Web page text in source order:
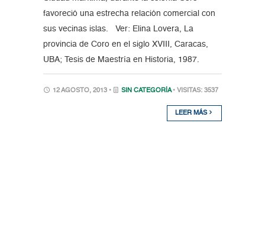
favoreció una estrecha relación comercial con
sus vecinas islas. Ver: Elina Lovera, La
provincia de Coro en el siglo XVIII, Caracas,
UBA; Tesis de Maestría en Historia, 1987.
12 AGOSTO, 2013 • SIN CATEGORÍA • VISITAS: 3537
LEER MÁS